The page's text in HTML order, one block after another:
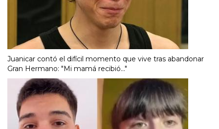
Juanicar contó el difícil momento que vive tras abandonar
Gran Hermano: "Mi mamá recibió..."